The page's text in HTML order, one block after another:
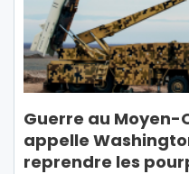
Guerre au Moyen-
appelle
reprendre les